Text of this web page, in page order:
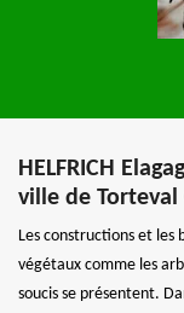
HELFRICH
ville de Torteval
Les constructions et les
végétaux comme les
soucis se présentent.